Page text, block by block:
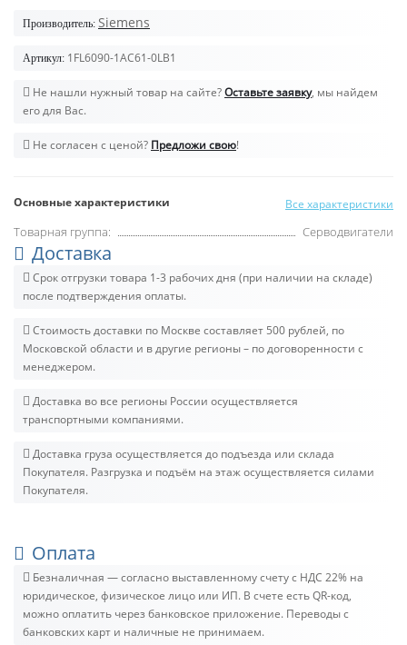
Производитель: Siemens
Артикул: 1FL6090-1AC61-0LB1
Не нашли нужный товар на сайте?Оставьте заявку, мы найдем
его для Вас.
Не согласен с ценой? Предложи свою!
Основные характеристики Все характеристики
Товарная группа: Серводвигатели
Доставка
Срок отгрузки товара 1-3 рабочих дня (при наличии на складе)
после подтверждения оплаты.
Стоимость доставки по Москве составляет 500 рублей, по
Московской области и в другие регионы – по договоренности с
менеджером.
Доставка во все регионы России осуществляется
транспортными компаниями.
Доставка груза осуществляется до подъезда или склада
Покупателя. Разгрузка и подъём на этаж осуществляется силами
Покупателя.
Оплата
Безналичная — согласно выставленному счету c НДС 22% на
юридическое, физическое лицо или ИП. В счете есть QR-код,
можно оплатить через банковское приложение. Переводы с
банковских карт и наличные не принимаем.